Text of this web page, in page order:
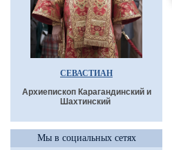
СЕВАСТИАН
Архиепископ Карагандинский и
Шахтинский
Мы в социальных сетях